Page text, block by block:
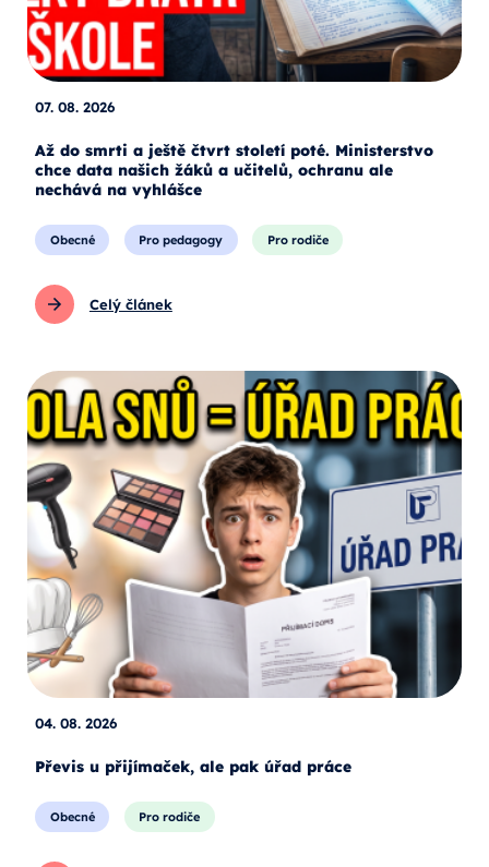
07. 08. 2026
Až do smrti a ještě čtvrt století poté. Ministerstvo
chce data našich žáků a učitelů, ochranu ale
nechává na vyhlášce
Obecné Pro pedagogy Pro rodiče
Celý článek
04. 08. 2026
Převis u přijímaček, ale pak úřad práce
Obecné Pro rodiče